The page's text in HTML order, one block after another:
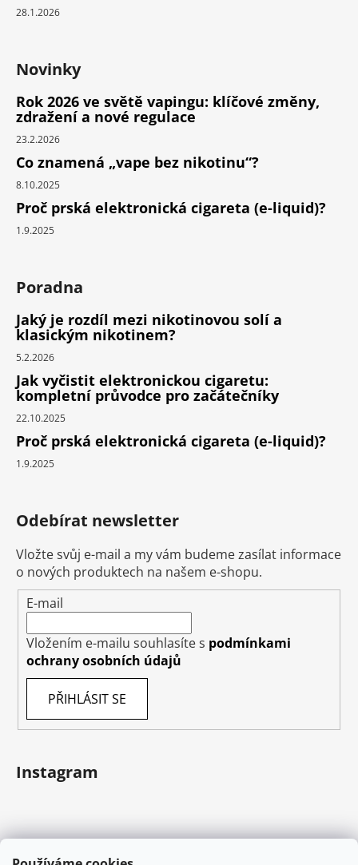
28.1.2026
Novinky
Rok 2026 ve světě vapingu: klíčové změny,
zdražení a nové regulace
23.2.2026
Co znamená „vape bez nikotinu“?
8.10.2025
Proč prská elektronická cigareta (e-liquid)?
1.9.2025
Poradna
Jaký je rozdíl mezi nikotinovou solí a
klasickým nikotinem?
5.2.2026
Jak vyčistit elektronickou cigaretu:
kompletní průvodce pro začátečníky
22.10.2025
Proč prská elektronická cigareta (e-liquid)?
1.9.2025
Odebírat newsletter
Vložte svůj e-mail a my vám budeme zasílat informace
o nových produktech na našem e-shopu.
E-mail
Vložením e-mailu souhlasíte s podmínkami
ochrany osobních údajů
PŘIHLÁSIT SE
Instagram